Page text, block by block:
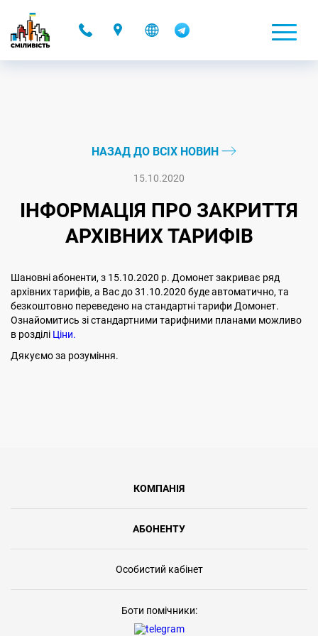
НАЗАД ДО ВСІХ НОВИН
15.10.2020
ІНФОРМАЦІЯ ПРО ЗАКРИТТЯ
АРХІВНИХ ТАРИФІВ
Шановні абоненти, з 15.10.2020 р. Домонет закриває ряд
архівних тарифів, а Вас до 31.10.2020 буде автоматично, та
безкоштовно переведено на стандартні тарифи Домонет.
Ознайомитись зі стандартними тарифними планами можливо
в розділі Ціни.
Дякуємо за розуміння.
КОМПАНІЯ
АБОНЕНТУ
Особистий кабінет
Боти помічники: